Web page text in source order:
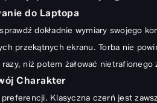
do Laptopa
dokładnie wymiary swojego
przekątnych ekranu. Torba nie
niż potem żałować nietrafionego
Charakter
Klasyczna czerń jest